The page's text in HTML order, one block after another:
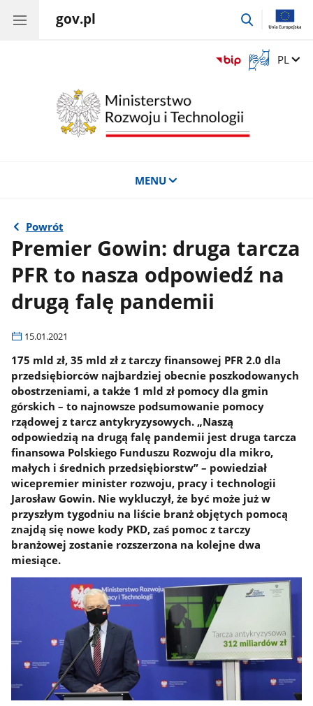
gov.pl
przejdź
Otwórz
okno
migowego
Zmień
PL
MENU
Powrót
Premier Gowin: druga tarcza
PFR to nasza odpowiedź na
drugą falę pandemii
15.01.2021
175 mld zł, 35 mld zł z tarczy finansowej PFR 2.0 dla
przedsiębiorców najbardziej obecnie poszkodowanych
obostrzeniami, a także 1 mld zł pomocy dla gmin
górskich – to najnowsze podsumowanie pomocy
rządowej z tarcz antykryzysowych. „Naszą
odpowiedzią na drugą falę pandemii jest druga tarcza
finansowa Polskiego Funduszu Rozwoju dla mikro,
małych i średnich przedsiębiorstw” – powiedział
wicepremier minister rozwoju, pracy i technologii
Jarosław Gowin. Nie wykluczył, że być może już w
przyszłym tygodniu na liście branż objętych pomocą
znajdą się nowe kody PKD, zaś pomoc z tarczy
branżowej zostanie rozszerzona na kolejne dwa
miesiące.